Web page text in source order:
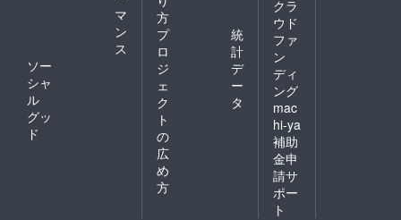
マ
ン
ス
ソー
シャ
ル
グッ
ド
方
プ
ロ
ジ
ェ
ク
ト
の
広
め
方
統
計
デ
ー
タ
クラ
ウド
ファ
ン
ディ
ング
mac
hi-ya
補助
金申
請サ
ポー
ト